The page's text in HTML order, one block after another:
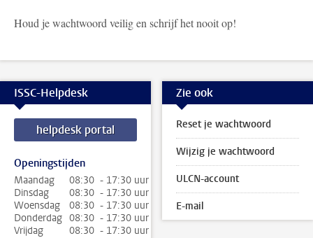
Houd je wachtwoord veilig en schrijf het nooit op!
ISSC-Helpdesk
helpdesk portal
Openingstijden
Maandag
08:30 - 17:30 uur
Dinsdag
08:30 - 17:30 uur
Woensdag
08:30 - 17:30 uur
Donderdag 08:30 - 17:30 uur
Vrijdag
08:30 - 17:30 uur
Zie ook
Reset je wachtwoord
Wijzig je wachtwoord
ULCN-account
E-mail